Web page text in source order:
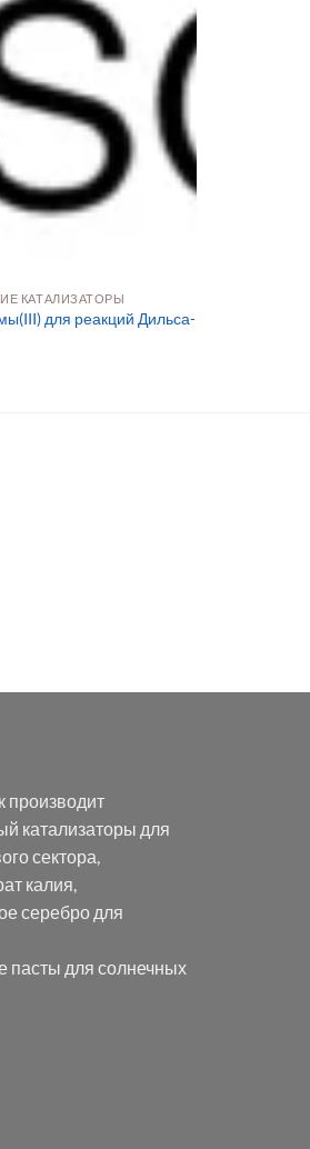
КАТАЛИЗАТОРЫ
для реакций Дильса-
катализаторы для
сектора,
калия,
серебродля
пасты для солнечных